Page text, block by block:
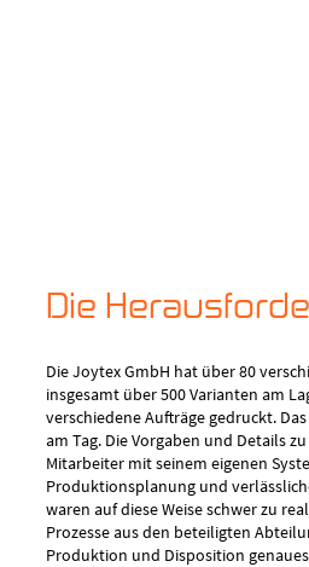
Die
Die Joytex GmbH hat über 80
insgesamt über 500 Varianten am
verschiedene Aufträge gedruckt.
am Tag. Die Vorgaben und Details
Mitarbeiter mit seinem eigenen
Produktionsplanung und
waren auf diese Weise schwer zu
Prozesse aus den beteiligten
Produktion und Disposition